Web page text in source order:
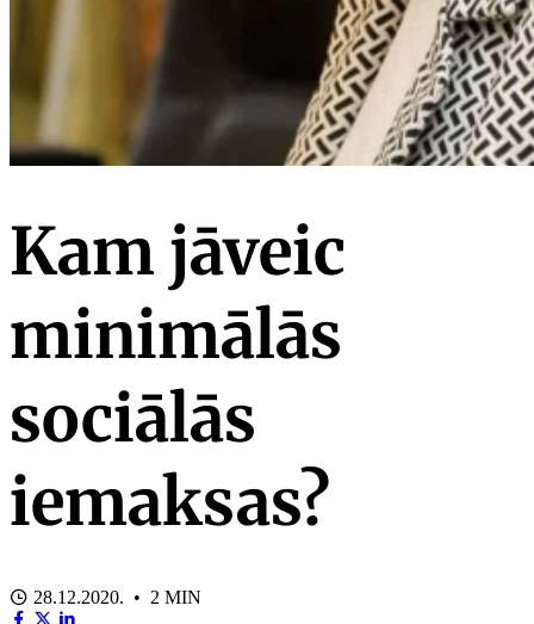
Kam jāveic
minimālās
sociālās
iemaksas?
28.12.2020. • 2 MIN